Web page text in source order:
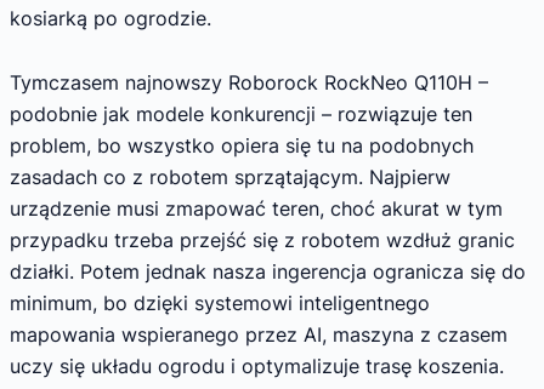
kosiarką po ogrodzie.
Tymczasem najnowszy Roborock RockNeo Q110H –
podobnie jak modele konkurencji – rozwiązuje ten
problem, bo wszystko opiera się tu na podobnych
zasadach co z robotem sprzątającym. Najpierw
urządzenie musi zmapować teren, choć akurat w tym
przypadku trzeba przejść się z robotem wzdłuż granic
działki. Potem jednak nasza ingerencja ogranicza się do
minimum, bo dzięki systemowi inteligentnego
mapowania wspieranego przez AI, maszyna z czasem
uczy się układu ogrodu i optymalizuje trasę koszenia.